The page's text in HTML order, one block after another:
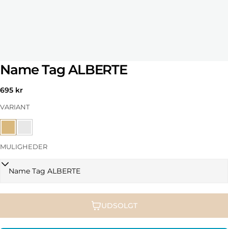
Name Tag ALBERTE
Normal
695 kr
VARIANT
MULIGHEDER
UDSOLGT